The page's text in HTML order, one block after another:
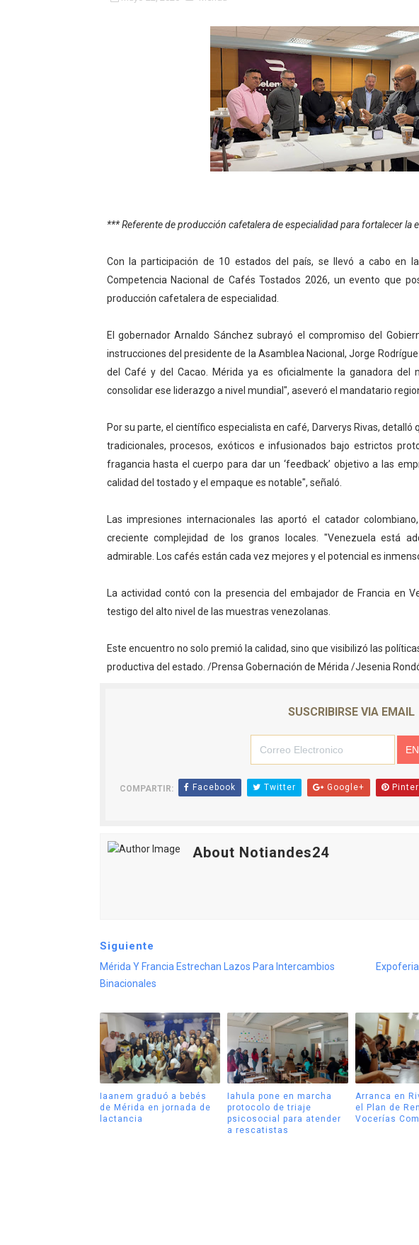
INN-Mérida celebró el Lacto grado para
Impulsan plan estratégico de seguridad
Mérida impulsa desarrollo económico con
Fomficc consolida alianzas e impulsa la
Entregan planta eléctrica para fortalecer la
Expertos inspeccionan espacios del OAN
Dictan MasterClass en el marco del
Campo Elías avanza con plan de asfaltado
Encuentro estadal fortalece la coordinación
Gobernador Arnaldo Sánchez apadrina a más
Plan Quirúrgico Regional llega a Pueblo Llano
*** Referente de producción cafetalera de especialidad para fortalecer la
Con la participación de 10 estados del país, se llevó a cabo en
Competencia Nacional de Cafés Tostados 2026, un evento que
producción cafetalera de especialidad.
El gobernador Arnaldo Sánchez subrayó el compromiso del
instrucciones del presidente de la Asamblea Nacional, Jorge
del Café y del Cacao. Mérida ya es oficialmente la ganadora
consolidar ese liderazgo a nivel mundial", aseveró el mandatario
Por su parte, el científico especialista en café, Darverys Rivas,
tradicionales, procesos, exóticos e infusionados bajo estrictos
fragancia hasta el cuerpo para dar un ‘feedback’ objetivo a las
calidad del tostado y el empaque es notable", señaló.
Las impresiones internacionales las aportó el catador
creciente complejidad de los granos locales. "Venezuela está
admirable. Los cafés están cada vez mejores y el potencial es
La actividad contó con la presencia del embajador de Francia en
testigo del alto nivel de las muestras venezolanas.
Este encuentro no solo premió la calidad, sino que visibilizó las
productiva del estado. /Prensa Gobernación de Mérida /Jesenia
SUSCRIBIRSE VIA EMAIL
COMPARTIR: Facebook Twitter Google+
About Notiandes24
Siguiente
Mérida Y Francia Estrechan Lazos Para Intercambios
Binacionales
Iaanem graduó a bebés
de Mérida en jornada de
lactancia
Iahula pone en marcha
protocolo de triaje
psicosocial para atender
a rescatistas
Arranca en
el Plan de
Vocerías